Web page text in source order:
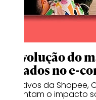
A revolução do
afiliados no e-
Executivos da Shopee,
comentam o impacto